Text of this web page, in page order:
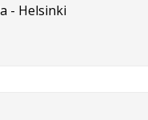
- Helsinki